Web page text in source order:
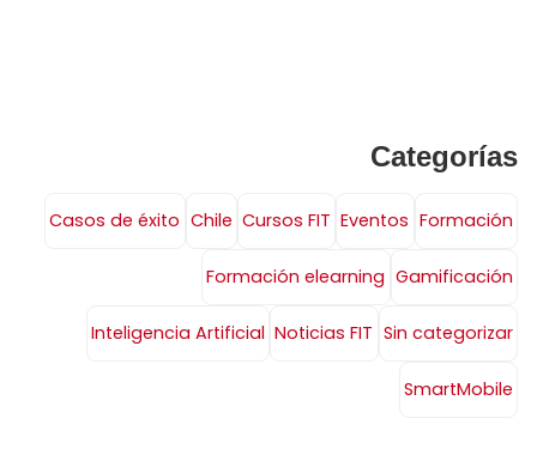
Categorías
Casos de éxito Chile Cursos FIT Eventos Formación
Formación elearning Gamificación
Inteligencia Artificial Noticias FIT Sin categorizar
SmartMobile